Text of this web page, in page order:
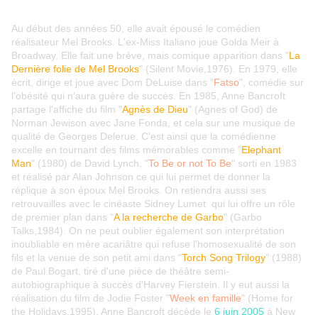
Au début des années 50, elle avait épousé le comédien
réalisateur Mel Brooks. L'ex-Miss Italiano joue Golda Meir à
Broadway. Elle fait une brève, mais comique apparition dans "La
Dernière folie de Mel Brooks" (Silent Movie,1976). En 1979, elle
écrit, dirige et joue avec Dom DeLuise dans "Fatso", comédie sur
l'obésité qui n'aura guère de succès. En 1985, Anne Bancroft
partage l'affiche du film "Agnès de Dieu" (Agnes of God) de
Norman Jewison avec Jane Fonda, et cela sur une musique de
qualité de Georges Delerue. C'est ainsi que la comédienne
excelle en tournant des films mémorables comme "Elephant
Man" (1980) de David Lynch, "To Be or not To Be" sorti en 1983
et réalisé par Alan Johnson ce qui lui permet de donner la
réplique à son époux Mel Brooks. On retiendra aussi ses
retrouvailles avec le cinéaste Sidney Lumet qui lui offre un rôle
de premier plan dans "A la recherche de Garbo" (Garbo
Talks,1984). On ne peut oublier également son interprétation
inoubliable en mère acariâtre qui refuse l'homosexualité de son
fils et la venue de son petit ami dans "Torch Song Trilogy" (1988)
de Paul Bogart, tiré d'une pièce de théâtre semi-
autobiographique à succès d'Harvey Fierstein. Il y eut aussi la
réalisation du film de Jodie Foster "Week en famille" (Home for
the Holidays,1995). Anne Bancroft décède le 6 juin 2005 à New